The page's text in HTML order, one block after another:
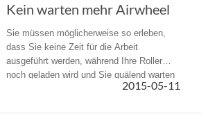
Kein warten mehr Airwheel
Sie müssen möglicherweise so erleben,
dass Sie keine Zeit für die Arbeit
ausgeführt werden, während Ihre Roller
noch geladen wird und Sie quälend warten
müssen. Oder, wenn Sie auf halbem Weg
2015-05-11